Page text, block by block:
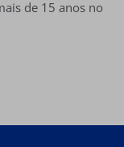
de 15 anos no